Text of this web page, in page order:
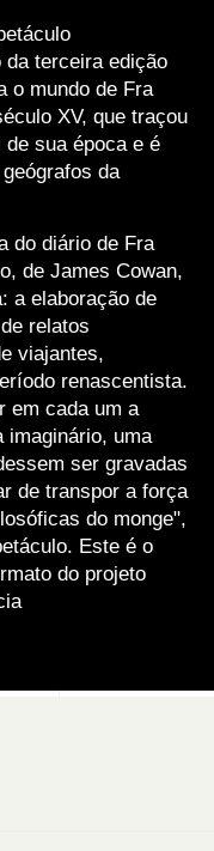
terceira edição
o mundo de Fra
XV, que traçou
sua época e é
da
do diário de Fra
de James Cowan,
a elaboração de
relatos
viajantes,
renascentista.
em cada um a
imaginário, uma
ser gravadas
de transpor a força
do monge",
Este é o
do projeto